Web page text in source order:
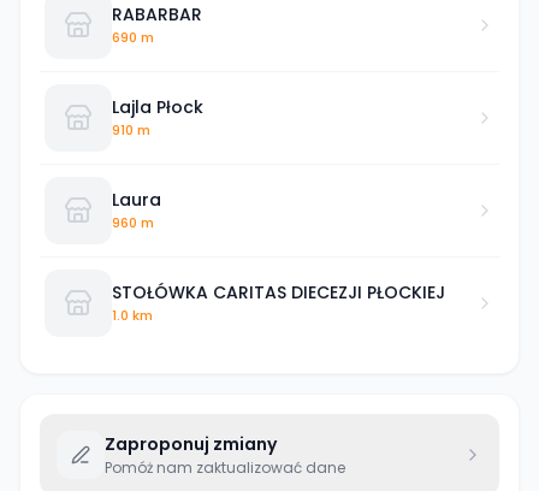
RABARBAR
690 m
Lajla Płock
910 m
Laura
960 m
STOŁÓWKA CARITAS DIECEZJI PŁOCKIEJ
1.0 km
Zaproponuj zmiany
Pomóż nam zaktualizować dane